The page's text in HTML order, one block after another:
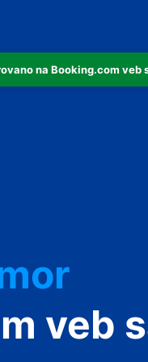
na Booking.com veb
veb